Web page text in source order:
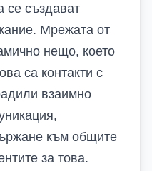
се създават
Мрежата от
нещо, което
са контакти с
взаимно
към общите
за това.